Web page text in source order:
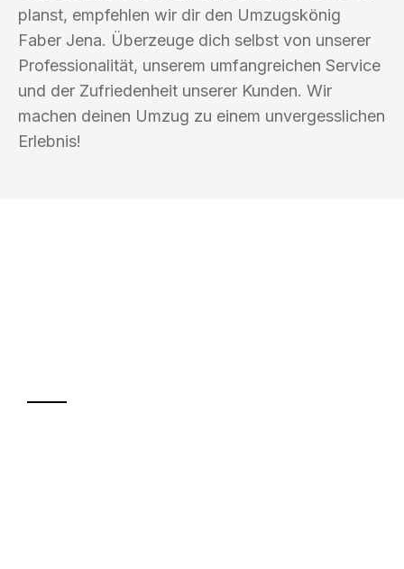
planst, empfehlen wir dir den Umzugskönig
Faber Jena. Überzeuge dich selbst von unserer
Professionalität, unserem umfangreichen Service
und der Zufriedenheit unserer Kunden. Wir
machen deinen Umzug zu einem unvergesslichen
Erlebnis!